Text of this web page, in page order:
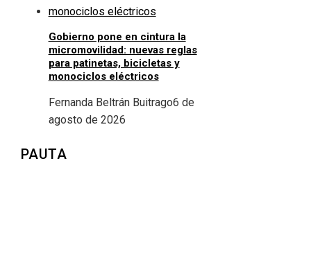
Gobierno pone en cintura la
micromovilidad: nuevas reglas
para patinetas, bicicletas y
monociclos eléctricos
Fernanda Beltrán Buitrago6 de
agosto de 2026
PAUTA